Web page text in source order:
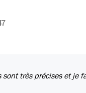
très précises et je